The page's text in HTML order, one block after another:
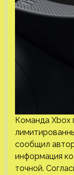
Команда Xbox
сообщил
информация
точной.